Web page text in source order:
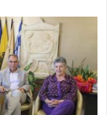
Παπάγου – Χολαργού.
του Περιφερειακού
Παπάγου –